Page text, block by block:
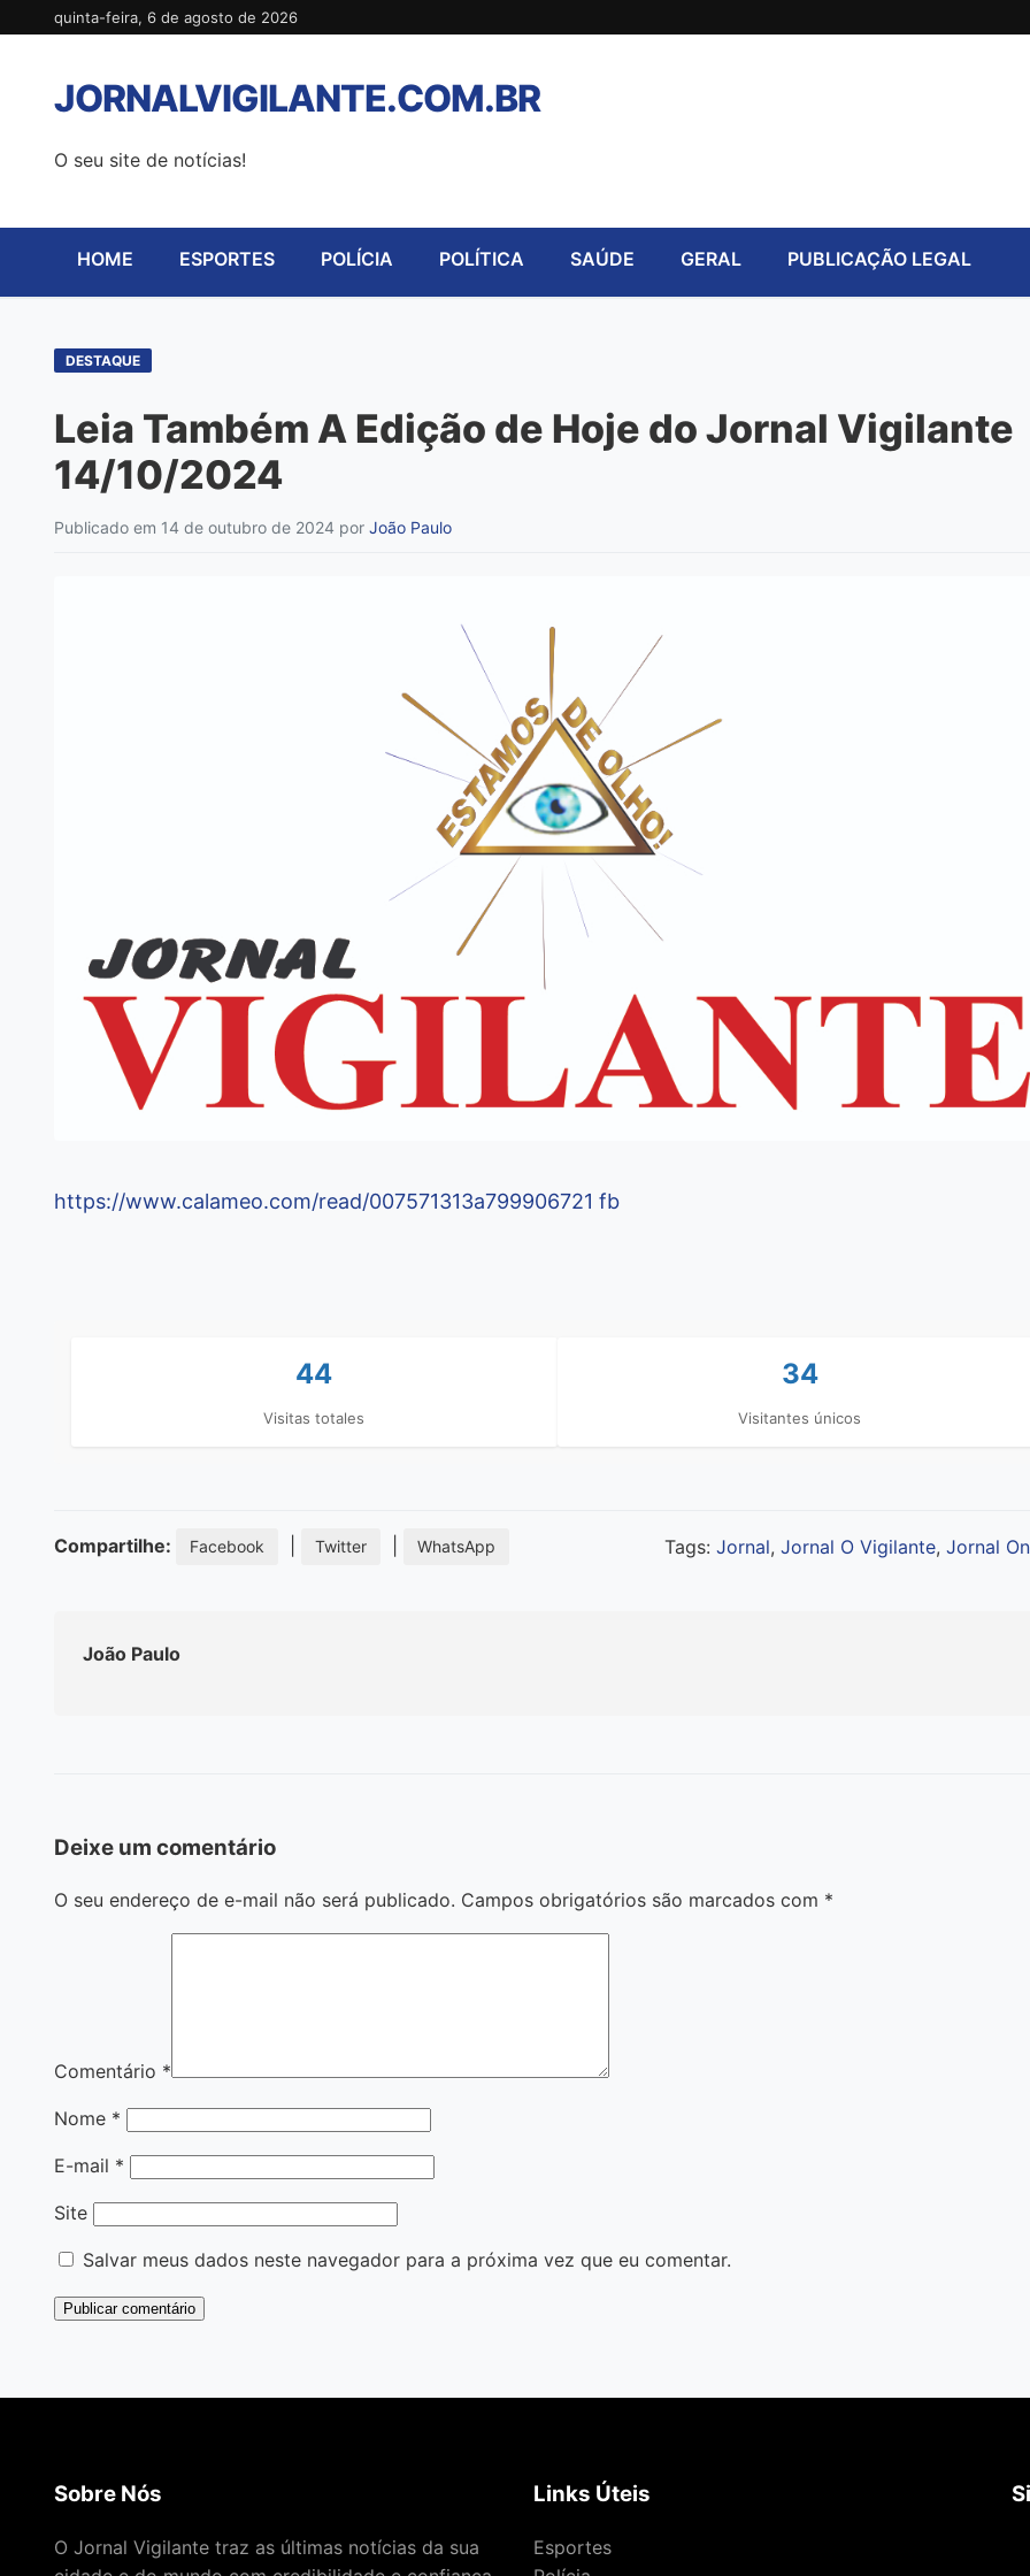
para
conteúdo
quinta-feira, 6 de agosto de 2026
JORNALVIGILANTE.COM.BR
O seu site de notícias!
HOME ESPORTES POLÍCIA POLÍTICA SAÚDE GERAL PUBLICAÇÃO LEGAL
DESTAQUE
Leia Também A Edição de Hoje do Jornal Vigilante
14/10/2024
Publicado em 14 de outubro de 2024 por João Paulo
https://www.calameo.com/read/007571313a799906721 fb
44
Visitas totales
34
Visitantes únicos
Compartilhe: Facebook Twitter WhatsApp Tags: Jornal, Jornal O Vigilante, Jornal
João Paulo
Deixe um comentário
O seu endereço de e-mail não será publicado. Campos obrigatórios são marcados com *
Comentário *
Nome *
E-mail *
Site
Salvar meus dados neste navegador para a próxima vez que eu comentar.
Sobre Nós
O Jornal Vigilante traz as últimas notícias da sua
Links Úteis
Esportes